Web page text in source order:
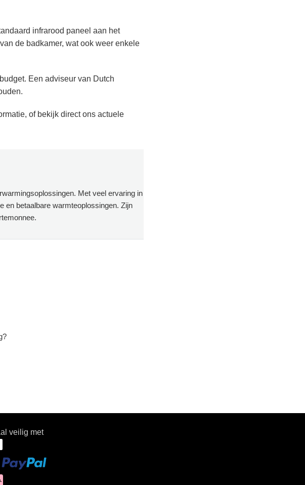
infrarood paneel aan het
de badkamer, wat ook weer enkele
Een adviseur van Dutch
of bekijk direct ons actuele
Met veel ervaring in
en betaalbare warmteoplossingen. Zijn
veilig met